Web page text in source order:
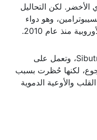
الأخضر. لكن التحاليل
وهو دواء
منذ عام 2010.
وكانت هذه المادة تُباع سابقاً باسم Sibutral، وتعمل على
لكنها حُظرت بسبب
والأوعية الدموية